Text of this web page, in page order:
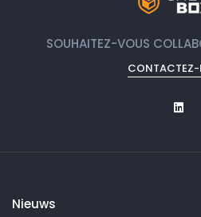
SOUHAITEZ-VOUS
Nieuws